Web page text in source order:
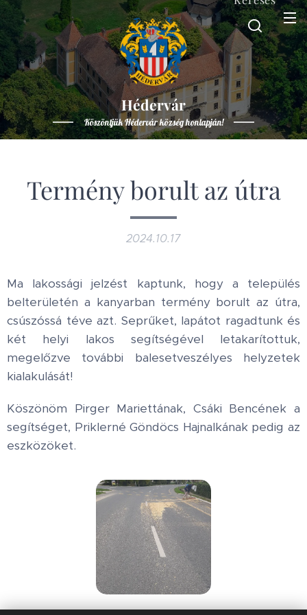
Hédervár
Köszöntjük Hédervár község honlapján!
Termény borult az útra
2024.10.17
Ma lakossági jelzést kaptunk, hogy a település
belterületén a kanyarban termény borult az útra,
csúszóssá téve azt. Seprűket, lapátot ragadtunk és
két helyi lakos segítségével letakarítottuk,
megelőzve további balesetveszélyes helyzetek
kialakulását!
Köszönöm Pirger Mariettának, Csáki Bencének a
segítséget, Priklerné Göndöcs Hajnalkának pedig az
eszközöket.